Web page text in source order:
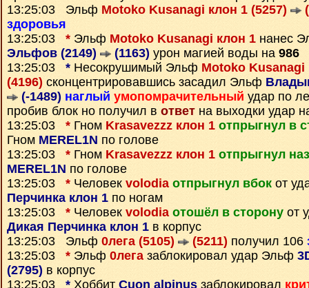
13:25:03 Эльф Motoko Kusanagi клон 1 (5257)
здоровья
13:25:03 * Эльф Motoko Kusanagi клон 1 нанес
Эльфов (2149)
(1163) урон магией воды на 986
13:25:03 * Несокрушимый Эльф Motoko Kusanagi
(4196) сконцентрировавшись засадил Эльф
(-1489) наглый умопомрачительный удар по
пробив блок но получил в ответ на выходки удар
13:25:03 * Гном Krasavezzz клон 1 отпрыгнул в
Гном MEREL1N по голове
13:25:03 * Гном Krasavezzz клон 1 отпрыгнул
MEREL1N по голове
13:25:03 * Человек volodia отпрыгнул вбок от
Перчинка клон 1 по ногам
13:25:03 * Человек volodia отошёл в сторону от
Дикая Перчинка клон 1 в корпус
13:25:03 Эльф 0лега (5105) (5211) получил 106
13:25:03 * Эльф 0легазаблокировал удар Эльф
(2795) в корпус
13:25:03 * Хоббит Cuon alpinus заблокировал